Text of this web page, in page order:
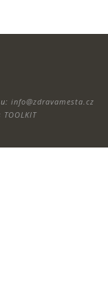
info@zdravamesta.cz